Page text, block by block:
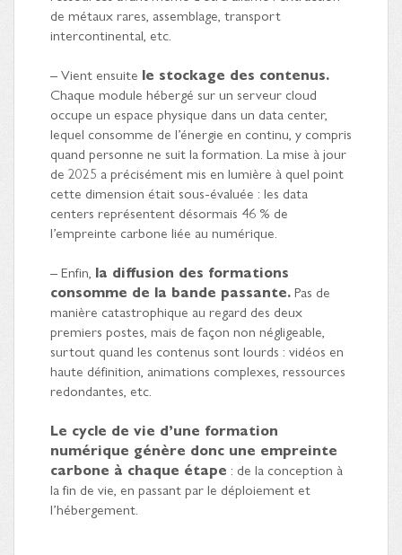
de métaux rares, assemblage, transport
intercontinental, etc.
– Vient ensuite le stockage des contenus.
Chaque module hébergé sur un serveur cloud
occupe un espace physique dans un data center,
lequel consomme de l’énergie en continu, y compris
quand personne ne suit la formation. La mise à jour
de 2025 a précisément mis en lumière à quel point
cette dimension était sous-évaluée : les data
centers représentent désormais 46 % de
l’empreinte carbone liée au numérique.
– Enfin, la diffusion des formations
consomme de la bande passante.Pas de
manière catastrophique au regard des deux
premiers postes, mais de façon non négligeable,
surtout quand les contenus sont lourds : vidéos en
haute définition, animations complexes, ressources
redondantes, etc.
Le cycle de vie d’une formation
numérique génère donc une empreinte
carbone à chaque étape : de la conception à
la fin de vie, en passant par le déploiement et
l’hébergement.